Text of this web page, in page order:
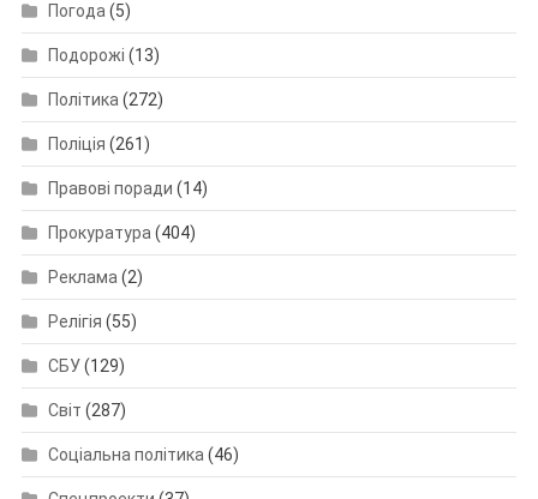
Погода (5)
Подорожі (13)
Політика (272)
Поліція (261)
Правові поради (14)
Прокуратура (404)
Реклама (2)
Релігія (55)
СБУ(129)
Світ (287)
Соціальна політика (46)